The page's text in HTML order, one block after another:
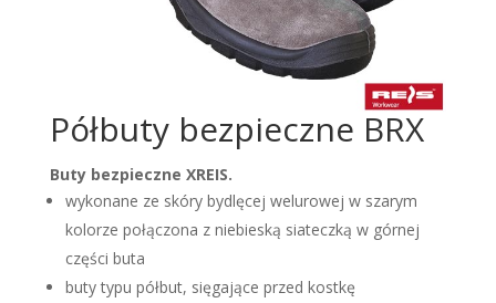
Półbuty bezpieczne BRX
Buty bezpieczne XREIS.
wykonane ze skóry bydlęcej welurowej w szarym
kolorze połączona z niebieską siateczką w górnej
części buta
buty typu półbut, sięgające przed kostkę